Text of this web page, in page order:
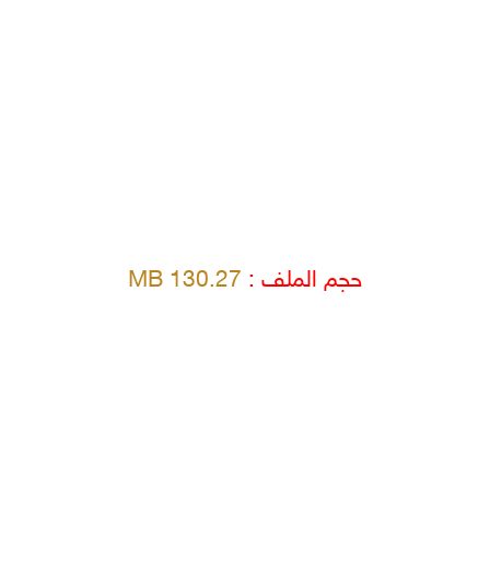
حجم الملف : 130.27 MB